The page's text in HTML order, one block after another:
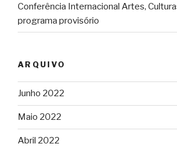
Conferência Internacional Artes,
programa provisório
ARQUIVO
Junho 2022
Maio 2022
Abril 2022